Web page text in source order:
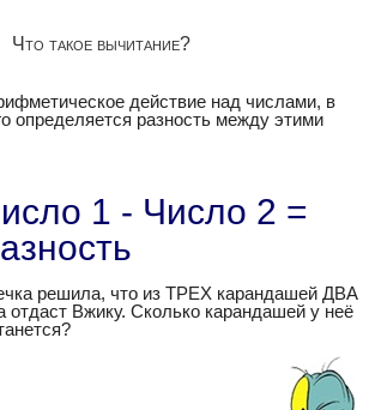
Что такое вычитание?
действие над числами, в
определяется разность между этими
1 - Число 2 =
решила, что из ТРЕХ карандашей ДВА
отдаст Вжику. Сколько карандашей у неё